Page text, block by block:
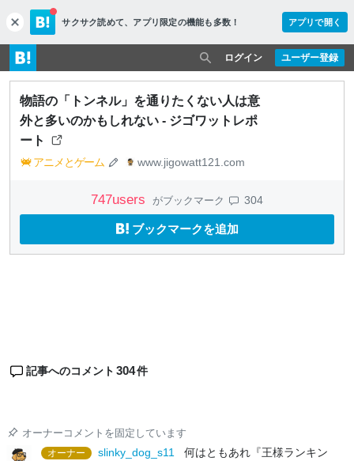
c
l
o
s
e
サクサク読めて、 アプリ限定の機能も多数！ アプリで開く
ユーザー登録
ログイン
物語の「トンネル」を通りたくない人は意
外と多いのかもしれない - ジゴワットレポ
ート
アニメとゲーム www.jigowatt121.com
747users がブックマーク 304
ブックマークを追加
記事へのコメント 304件
オーナーコメントを固定しています
オーナー
slinky_dog_s11
何はともあれ『王様ランキン